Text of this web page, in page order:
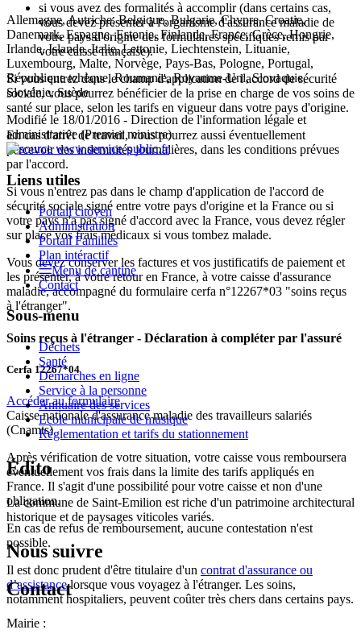
si vous avez des formalités à accomplir (dans certains cas,
vous devez présenter à l'organisme d'assurance maladie de
votre pays d'origine des formulaires spécifiques remis par
votre caisse française).
Si vous entrez dans le champ d'application de l'accord de sécurité
sociale, vous pourrez bénéficier de la prise en charge de vos soins de
santé sur place, selon les tarifs en vigueur dans votre pays d'origine.
En cas d'arrêt de travail, vous pourrez aussi éventuellement
percevoir des indemnités journalières, dans les conditions prévues
par l'accord.
Si vous n'entrez pas dans le champ d'application de l'accord de
sécurité sociale signé entre votre pays d'origine et la France ou si
votre pays n'a pas signé d'accord avec la France, vous devez régler
sur place vos frais médicaux si vous tombez malade.
Vous devez conserver les factures et vos justificatifs de paiement et
les présenter, à votre retour en France, à votre caisse d'assurance
maladie, accompagné du formulaire cerfa n°12267*03 "soins reçus
à l'étranger".
Soins reçus à l'étranger - Déclaration à compléter par l'assuré
Cerfa 12267*04
Accéder au formulaire
Caisse nationale d'assurance maladie des travailleurs salariés
(Cnamts)
Après vérification de votre situation, votre caisse vous remboursera
éventuellement vos frais dans la limite des tarifs appliqués en
France. Il s'agit d'une possibilité pour votre caisse et non d'une
obligation.
En cas de refus de remboursement, aucune contestation n'est
possible.
Il est donc prudent d'être titulaire d'un contrat d'assurance ou
d’assistancelorsque vous voyagez à l'étranger. Les soins,
notamment hospitaliers, peuvent coûter très chers dans certains pays.
Allemagne, Autriche, Belgique, Bulgarie, Chypre, Croatie,
Danemark, Espagne, Estonie, Finlande, France, Grèce, Hongrie,
Irlande, Islande, Italie, Lettonie, Liechtenstein, Lituanie,
Luxembourg, Malte, Norvège, Pays-Bas, Pologne, Portugal,
République tchèque, Roumanie, Royaume-Uni, Slovaquie,
Slovénie, Suède
Modifié le 18/01/2016 - Direction de l'information légale et
administrative (Premier ministre)
Liens utiles
Portail citoyen
Administration
Portail Familles
Plan intéractif
Menu de cantine
Contact
Sous-menu
Déchets
Santé
Démarches en ligne
Service à la personne
Annuaire des services
Ecole municipale de musique
Réglementation et tarifs du stationnement
Édito
La commune de Saint-Emilion est riche d'un patrimoine architectural
historique et de paysages viticoles variés.
Nous suivre
Contact
Mairie :